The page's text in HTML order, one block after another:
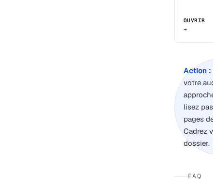
OUVRIR
→
Action :
votre
lisez pas
pages de
Cadrez
dossier.
FAQ